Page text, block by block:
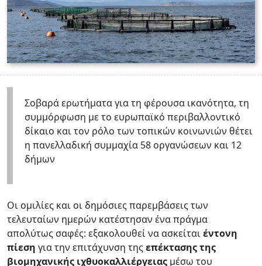
Σοβαρά ερωτήματα για τη φέρουσα ικανότητα, τη
συμμόρφωση με το ευρωπαϊκό περιβαλλοντικό
δίκαιο και τον ρόλο των τοπικών κοινωνιών θέτει
η πανελλαδική συμμαχία 58 οργανώσεων και 12
δήμων
Οι ομιλίες και οι δημόσιες παρεμβάσεις των
τελευταίων ημερών κατέστησαν ένα πράγμα
απολύτως σαφές: εξακολουθεί να ασκείταιέντονη
πίεση για την επιτάχυνση τηςεπέκτασης της
βιομηχανικής ιχθυοκαλλιέργειας μέσω του